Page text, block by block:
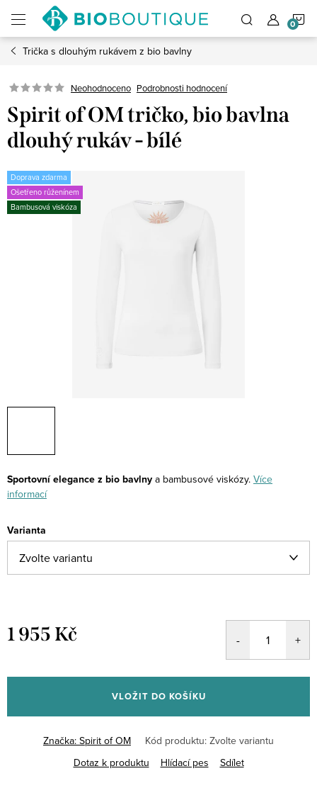
obsah
Trička s dlouhým rukávem z bio bavlny
Neohodnoceno Podrobnosti hodnocení
Spirit of OM tričko, bio bavlna
dlouhý rukáv - bílé
Doprava zdarma
Ošetřeno růženínem
Bambusová viskóza
Sportovní elegance z bio bavlny a bambusové viskózy. Více
informací
Varianta
1 955 Kč
VLOŽIT DO KOŠÍKU
Značka: Spirit of OM Kód produktu: Zvolte variantu
Dotaz k produktu
Hlídací pes Sdílet